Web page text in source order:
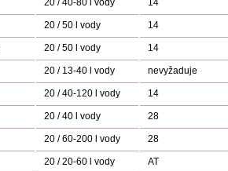
20 / 50 l vody 14
20 / 50 l vody 14
20 / 13-40 l vody nevyžaduje
20 / 40-120 l vody 14
20 / 40 l vody 28
20 / 60-200 l vody 28
20 / 20-60 l vody AT